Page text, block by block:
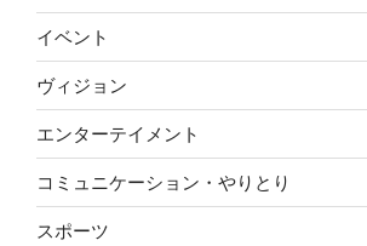
イベント
ヴィジョン
エンターテイメント
コミュニケーション・やりとり
スポーツ